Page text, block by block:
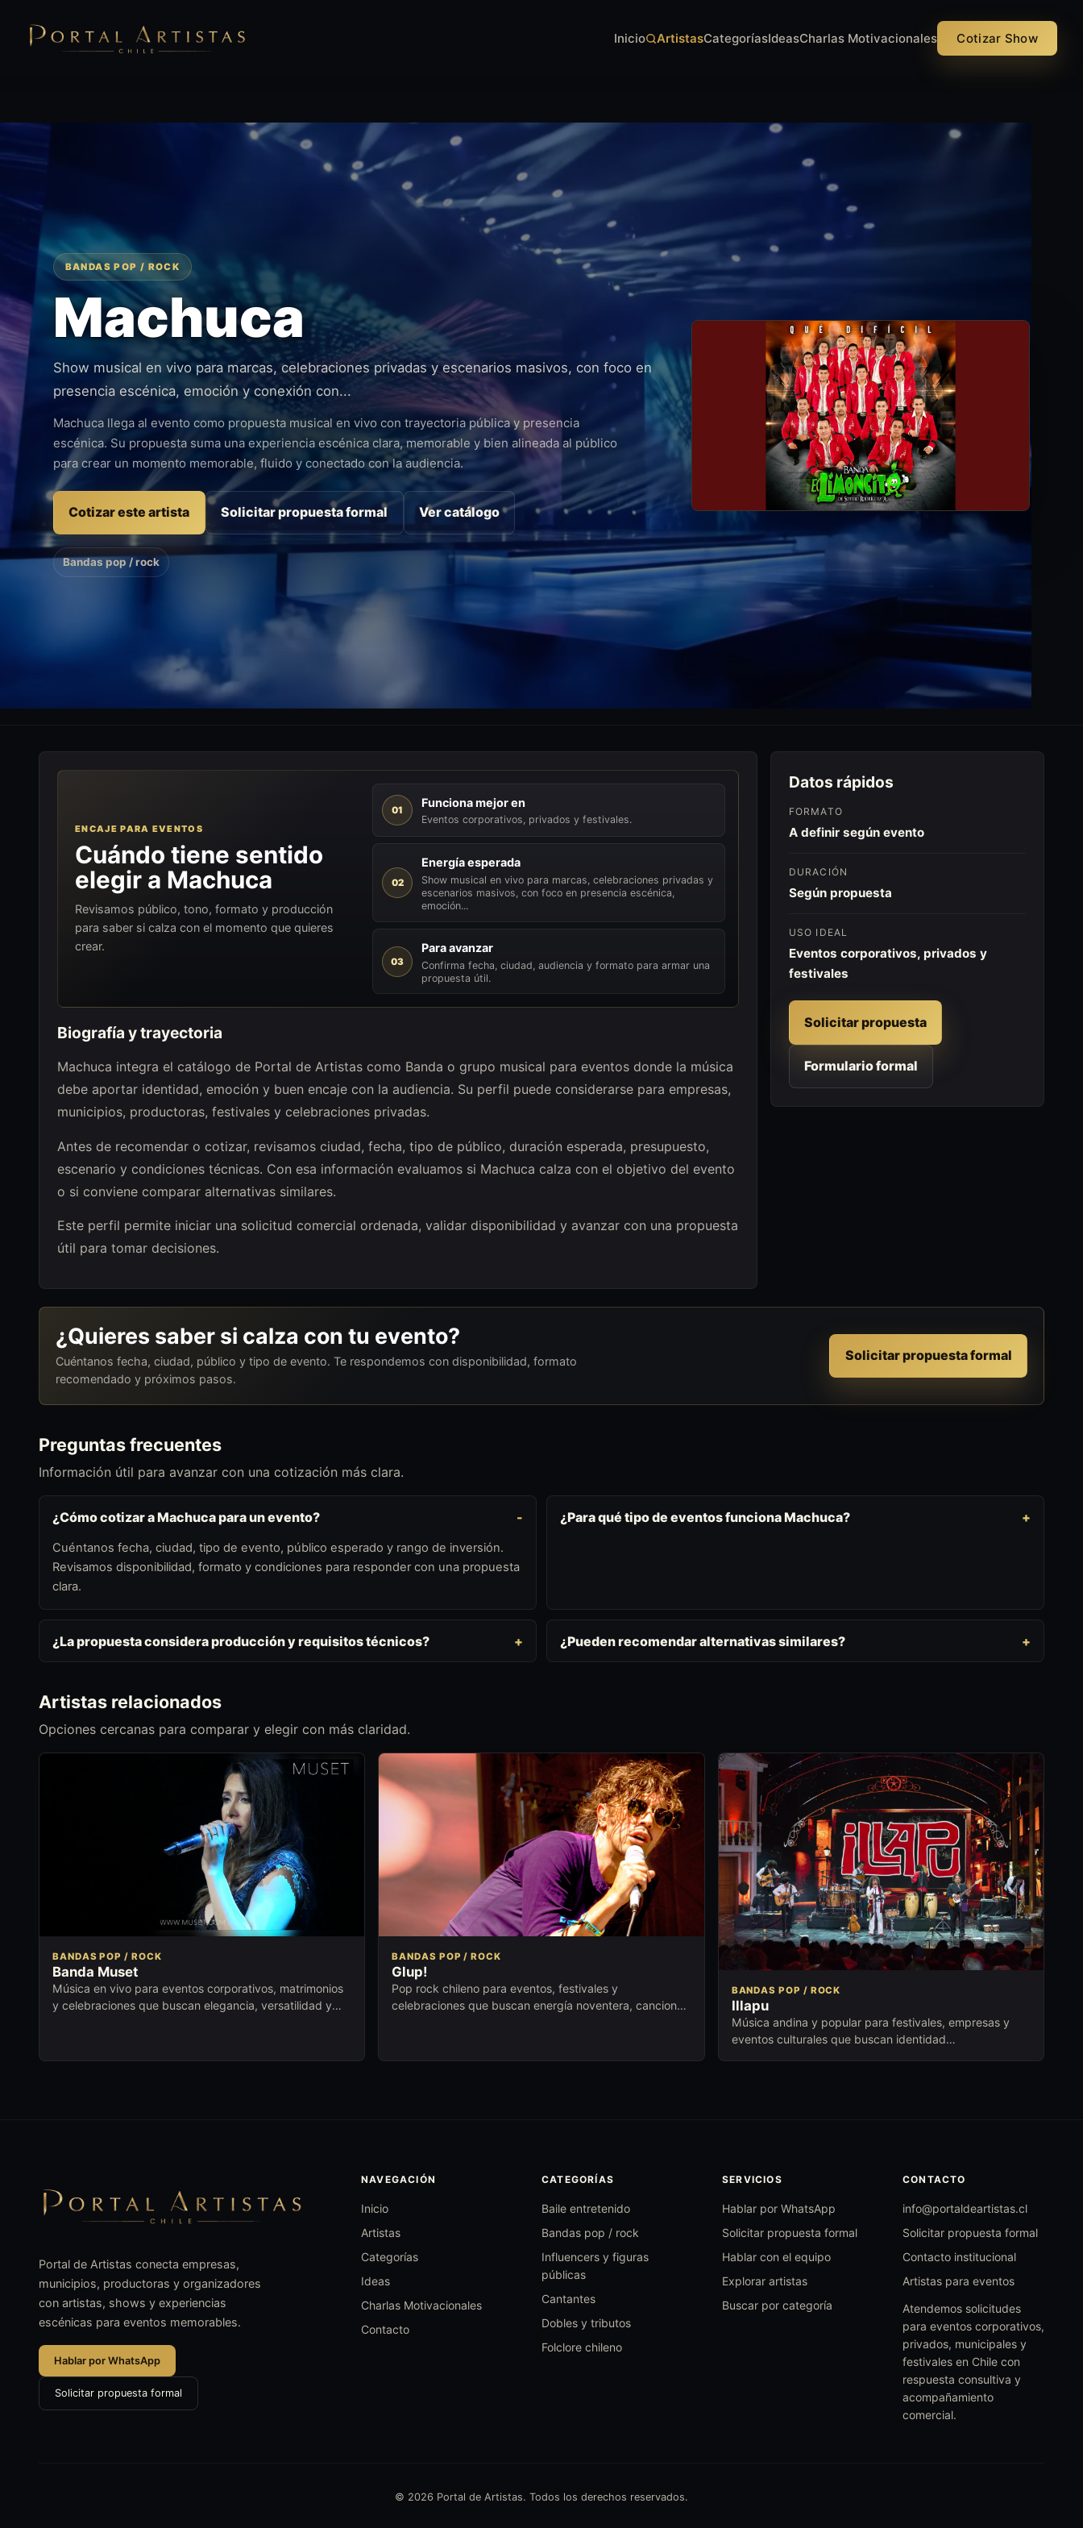
Inicio ArtistasCategoríasIdeasCharlas Motivacionales Cotizar Show
BANDAS POP / ROCK
Machuca
Show musical en vivo para marcas, celebraciones privadas y escenarios masivos, con foco en
presencia escénica, emoción y conexión con...
Machuca llega al evento como propuesta musical en vivo con trayectoria pública y presencia
escénica. Su propuesta suma una experiencia escénica clara, memorable y bien alineada al público
para crear un momento memorable, fluido y conectado con la audiencia.
Cotizar este artista Solicitar propuesta formal Ver catálogo
Bandas pop / rock
ENCAJE PARA EVENTOS
Cuándo tiene sentido
elegir a Machuca
Revisamos público, tono, formato y producción
para saber si calza con el momento que quieres
crear.
01
Funciona mejor en
Eventos corporativos, privados y festivales.
02
Energía esperada
Show musical en vivo para marcas, celebraciones privadas y
escenarios masivos, con foco en presencia escénica,
emoción...
03
Para avanzar
Confirma fecha, ciudad, audiencia y formato para armar una
propuesta útil.
Biografía y trayectoria
Machuca integra el catálogo de Portal de Artistas como Banda o grupo musical para eventos donde la música
debe aportar identidad, emoción y buen encaje con la audiencia. Su perfil puede considerarse para empresas,
municipios, productoras, festivales y celebraciones privadas.
Antes de recomendar o cotizar, revisamos ciudad, fecha, tipo de público, duración esperada, presupuesto,
escenario y condiciones técnicas. Con esa información evaluamos si Machuca calza con el objetivo del evento
o si conviene comparar alternativas similares.
Este perfil permite iniciar una solicitud comercial ordenada, validar disponibilidad y avanzar con una propuesta
útil para tomar decisiones.
Datos rápidos
FORMATO
A definir según evento
DURACIÓN
Según propuesta
USO IDEAL
Eventos corporativos, privados y
festivales
Solicitar propuesta
Formulario formal
¿Quieres saber si calza con tu evento?
Cuéntanos fecha, ciudad, público y tipo de evento. Te respondemos con disponibilidad, formato
recomendado y próximos pasos.
Solicitar propuesta formal
Preguntas frecuentes
Información útil para avanzar con una cotización más clara.
¿Cómo cotizar a Machuca para un evento?
Cuéntanos fecha, ciudad, tipo de evento, público esperado y rango de inversión.
Revisamos disponibilidad, formato y condiciones para responder con una propuesta
clara.
¿Para qué tipo de eventos funciona Machuca?
¿La propuesta considera producción y requisitos técnicos? ¿Pueden recomendar alternativas similares?
Artistas relacionados
Opciones cercanas para comparar y elegir con más claridad.
BANDAS POP / ROCK
Banda Muset
Música en vivo para eventos corporativos, matrimonios
y celebraciones que buscan elegancia, versatilidad y
BANDAS POP / ROCK
Glup!
Pop rock chileno para eventos, festivales y
celebraciones que buscan energía noventera, canciones
BANDAS POP / ROCK
Illapu
Música andina y popular para festivales, empresas y
eventos culturales que buscan identidad
Portal de Artistas conecta empresas,
municipios, productoras y organizadores
con artistas, shows y experiencias
escénicas para eventos memorables.
Hablar por WhatsApp
Solicitar propuesta formal
NAVEGACIÓN
Inicio
Artistas
Categorías
Ideas
Charlas Motivacionales
Contacto
CATEGORÍAS
Baile entretenido
Bandas pop / rock
Influencers y figuras
públicas
Cantantes
Dobles y tributos
Folclore chileno
SERVICIOS
Hablar por WhatsApp
Solicitar propuesta formal
Hablar con el equipo
Explorar artistas
Buscar por categoría
CONTACTO
info@portaldeartistas.cl
Solicitar propuesta formal
Contacto institucional
Artistas para eventos
Atendemos solicitudes
para eventos corporativos,
privados, municipales y
festivales en Chile con
respuesta consultiva y
acompañamiento
comercial.
© 2026 Portal de Artistas. Todos los derechos reservados.